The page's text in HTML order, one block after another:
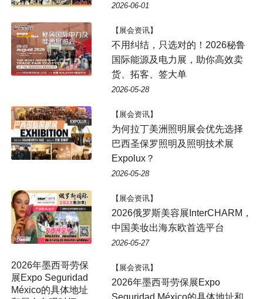
2026-06-01
【展会资讯】
不用纠结，只选对的！2026秘鲁
国际能源及电力展，助你高效卖
货、拓客、签大单
2026-05-28
【展会资讯】
为何拉丁美洲照明展会优先选择
巴西圣保罗照明及照明技术展
Expolux？
2026-05-28
【展会资讯】
2026俄罗斯美容展InterCHARM，
中国美妆出海东欧首选平台
2026-05-27
【展会资讯】
2026年墨西哥劳保展Expo
Seguridad México的具体地址和